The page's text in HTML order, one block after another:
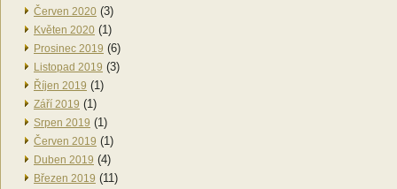
Červen 2020 (3)
Květen 2020 (1)
Prosinec 2019 (6)
Listopad 2019 (3)
Říjen 2019 (1)
Září 2019 (1)
Srpen 2019 (1)
Červen 2019 (1)
Duben 2019 (4)
Březen 2019 (11)